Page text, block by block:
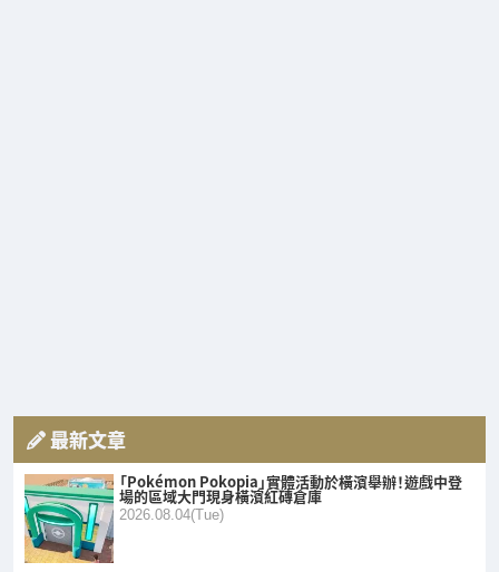
最新文章
「Pokémon Pokopia」實體活動於橫濱舉辦！遊戲中登
場的區域大門現身橫濱紅磚倉庫
2026.08.04(Tue)